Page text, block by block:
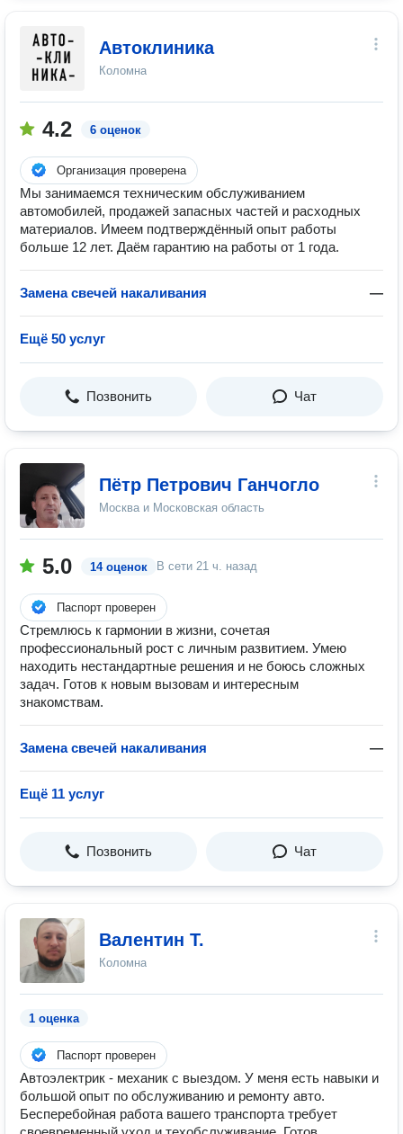
Автоклиника
Коломна
4.2 6 оценок
Организация проверена
Мы занимаемся техническим обслуживанием
автомобилей, продажей запасных частей и расходных
материалов. Имеем подтверждённый опыт работы
больше 12 лет. Даём гарантию на работы от 1 года.
Замена свечей накаливания —
Ещё 50 услуг
Позвонить Чат
Пётр Петрович Ганчогло
Москва и Московская область
5.0 14 оценок В сети 21 ч. назад
Паспорт проверен
Стремлюсь к гармонии в жизни, сочетая
профессиональный рост с личным развитием. Умею
находить нестандартные решения и не боюсь сложных
задач. Готов к новым вызовам и интересным
знакомствам.
Замена свечей накаливания —
Ещё 11 услуг
Позвонить Чат
Валентин Т.
Коломна
1 оценка
Паспорт проверен
Автоэлектрик - механик с выездом. У меня есть навыки и
большой опыт по обслуживанию и ремонту авто.
Бесперебойная работа вашего транспорта требует